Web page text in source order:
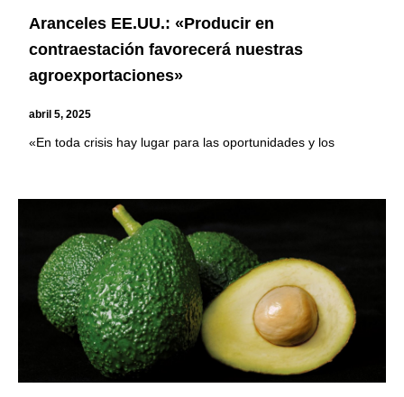
Aranceles EE.UU.: «Producir en
contraestación favorecerá nuestras
agroexportaciones»
abril 5, 2025
«En toda crisis hay lugar para las oportunidades y los